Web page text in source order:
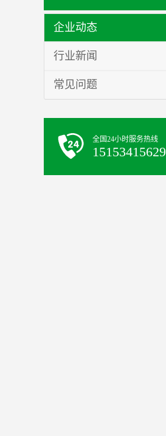
企业动态
行业新闻
常见问题
全国24小时服务热线
15153415629